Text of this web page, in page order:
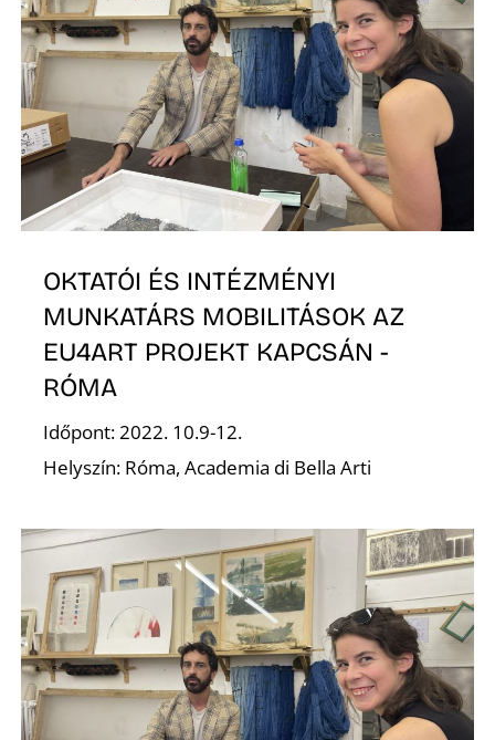
OKTATÓI ÉS INTÉZMÉNYI
MUNKATÁRS MOBILITÁSOK AZ
EU4ART PROJEKT KAPCSÁN -
RÓMA
Időpont: 2022. 10.9-12.
Helyszín: Róma, Academia di Bella Arti